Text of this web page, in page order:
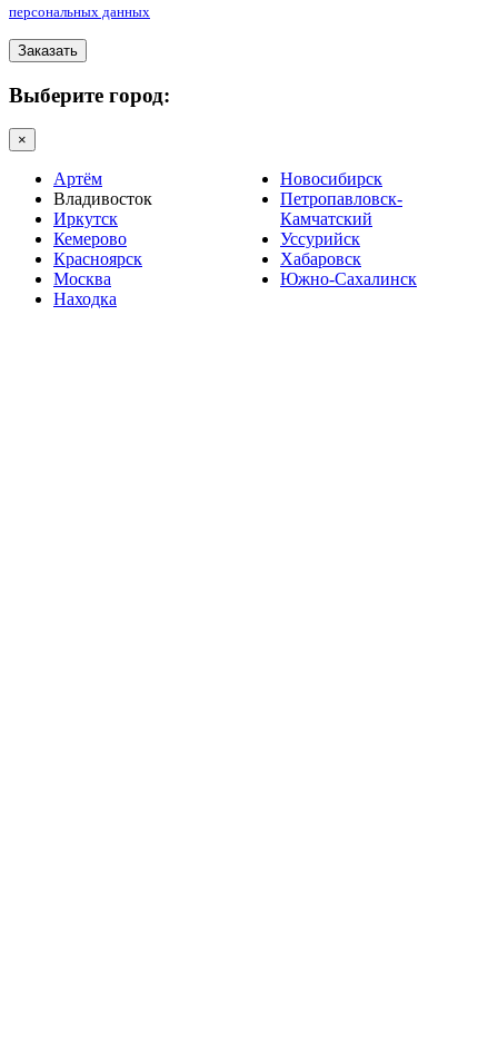
персональных данных
Заказать
Выберите город:
×
Артём
Владивосток
Иркутск
Кемерово
Красноярск
Москва
Находка
Новосибирск
Петропавловск-
Камчатский
Уссурийск
Хабаровск
Южно-Сахалинск